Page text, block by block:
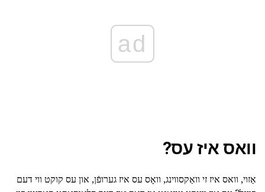
ad
וואס איז עס?
אַזוי, וואס איז זי וואַקסווינג, וואָס עס איז גערופֿן, און עס קוקט ווי דעם